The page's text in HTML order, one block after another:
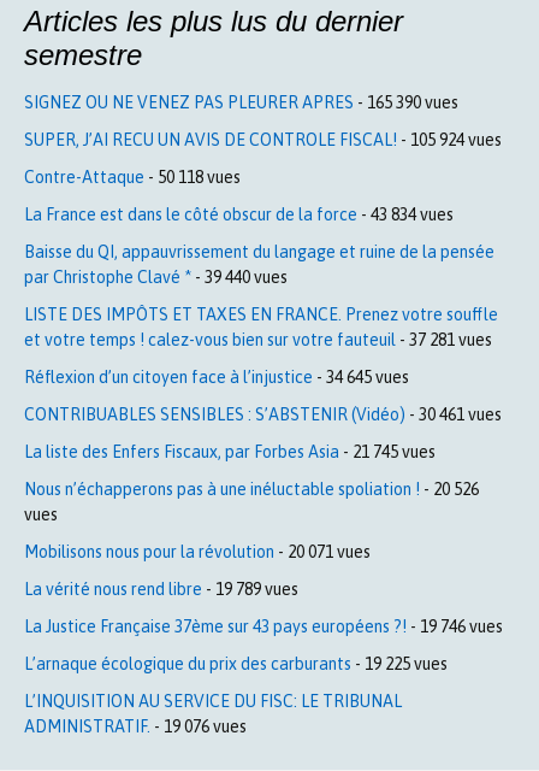
Articles les plus lus du dernier
semestre
SIGNEZ OU NE VENEZ PAS PLEURER APRES - 165 390 vues
SUPER, J’AI RECU UN AVIS DE CONTROLE FISCAL! - 105 924 vues
Contre-Attaque - 50 118 vues
La France est dans le côté obscur de la force - 43 834 vues
Baisse du QI, appauvrissement du langage et ruine de la pensée
par Christophe Clavé * - 39 440 vues
LISTE DES IMPÔTS ET TAXES EN FRANCE. Prenez votre souffle
et votre temps ! calez-vous bien sur votre fauteuil - 37 281 vues
Réflexion d’un citoyen face à l’injustice - 34 645 vues
CONTRIBUABLES SENSIBLES : S’ABSTENIR (Vidéo) - 30 461 vues
La liste des Enfers Fiscaux, par Forbes Asia - 21 745 vues
Nous n’échapperons pas à une inéluctable spoliation ! - 20 526
vues
Mobilisons nous pour la révolution - 20 071 vues
La vérité nous rend libre - 19 789 vues
La Justice Française 37ème sur 43 pays européens ?! - 19 746 vues
L’arnaque écologique du prix des carburants - 19 225 vues
L’INQUISITION AU SERVICE DU FISC: LE TRIBUNAL
ADMINISTRATIF. - 19 076 vues